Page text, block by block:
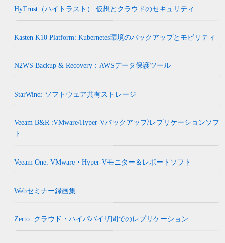
HyTrust（ハイトラスト）:仮想とクラウドのセキュリティ
Kasten K10 Platform: Kubernetes環境のバックアップとモビリティ
N2WS Backup & Recovery：AWSデータ保護ツール
StarWind: ソフトウェア共有ストレージ
Veeam B&R :VMware/Hyper-Vバックアップ/レプリケーションソフ
ト
Veeam One: VMware・Hyper-Vモニター＆レポートソフト
Webセミナー録画集
Zerto: クラウド・ハイパバイザ間でのレプリケーション